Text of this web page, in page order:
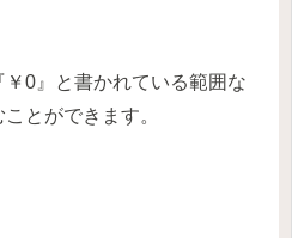
￥0』と書かれている範囲な
とができます。